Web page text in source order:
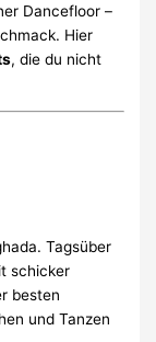
Dancefloor –
Hier
, die du nicht
Tagsüber
schicker
besten
und Tanzen